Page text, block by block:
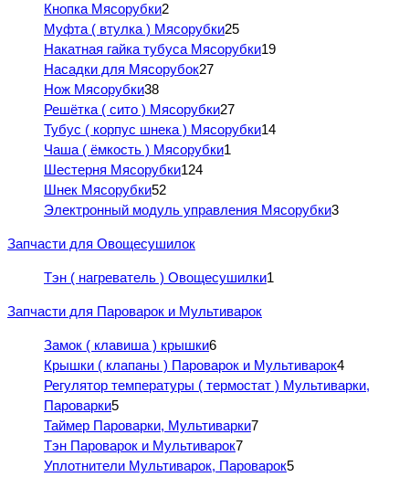
Кнопка Мясорубки2
Муфта ( втулка ) Мясорубки25
Накатная гайка тубуса Мясорубки19
Насадки для Мясорубок27
Нож Мясорубки38
Решётка ( сито ) Мясорубки27
Тубус ( корпус шнека ) Мясорубки14
Чаша ( ёмкость ) Мясорубки1
Шестерня Мясорубки124
Шнек Мясорубки52
Электронный модуль управления Мясорубки3
Запчасти для Овощесушилок
Тэн ( нагреватель ) Овощесушилки1
Запчасти для Пароварок и Мультиварок
Замок ( клавиша ) крышки6
Крышки ( клапаны ) Пароварок и Мультиварок4
Регулятор температуры ( термостат ) Мультиварки,
Пароварки5
Таймер Пароварки, Мультиварки7
Тэн Пароварок и Мультиварок7
Уплотнители Мультиварок, Пароварок5